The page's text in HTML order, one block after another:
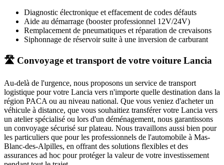
Diagnostic électronique et effacement de codes défauts
Aide au démarrage (booster professionnel 12V/24V)
Remplacement de pneumatiques et réparation de crevaisons
Siphonnage de réservoir suite à une inversion de carburant
🛣️ Convoyage et transport de votre voiture Lancia
Au-delà de l'urgence, nous proposons un service de transport
logistique pour votre Lancia vers n'importe quelle destination dans la
région PACA ou au niveau national. Que vous veniez d'acheter un
véhicule à distance, que vous souhaitiez transférer votre Lancia vers
un atelier spécialisé ou lors d'un déménagement, nous garantissons
un convoyage sécurisé sur plateau. Nous travaillons aussi bien pour
les particuliers que pour les professionnels de l'automobile à Mas-
Blanc-des-Alpilles, en offrant des solutions flexibles et des
assurances ad hoc pour protéger la valeur de votre investissement